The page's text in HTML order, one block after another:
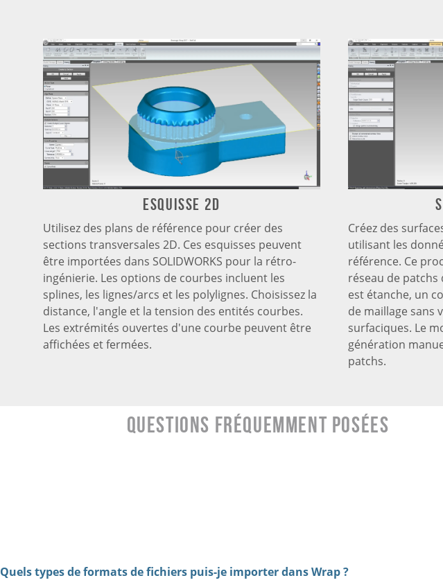
Esquisse 2D
Utilisez des plans de référence pour créer des
sections transversales 2D. Ces esquisses peuvent
être importées dans SOLIDWORKS pour la rétro-
ingénierie. Les options de courbes incluent les
splines, les lignes/arcs et les polylignes. Choisissez la
distance, l'angle et la tension des entités courbes.
Les extrémités ouvertes d'une courbe peuvent être
affichées et fermées.
Créez des
utilisant les
référence. Ce
réseau de patchs
est étanche, un
de maillage sans
surfaciques. Le
génération
patchs.
Questions fréquemment posées
Quels types de formats de fichiers puis-je importer dans Wrap ?